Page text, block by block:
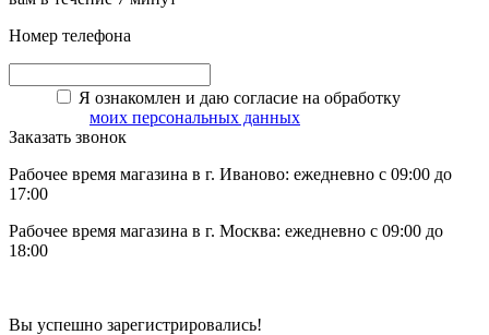
Номер телефона
Я ознакомлен и даю согласие на обработку
моих персональных данных
Заказать звонок
Рабочее время магазина в г. Иваново: ежедневно с 09:00 до
17:00
Рабочее время магазина в г. Москва: ежедневно с 09:00 до
18:00
Вы успешно зарегистрировались!